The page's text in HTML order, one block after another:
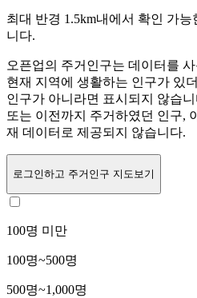
최대 반경 1.5km내에서 확인 가
니다.
오픈업의 주거인구는 데이터를
현재 지역에 생활하는 인구가 있
인구가 아니라면 표시되지 않습니
또는 이전까지 주거하였던 인구,
재 데이터로 제공되지 않습니다.
로그인하고 주거인구 지도보기
100명 미만
100명~500명
500명~1,000명